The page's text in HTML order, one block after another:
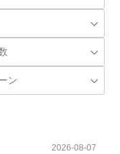
2026-08-07